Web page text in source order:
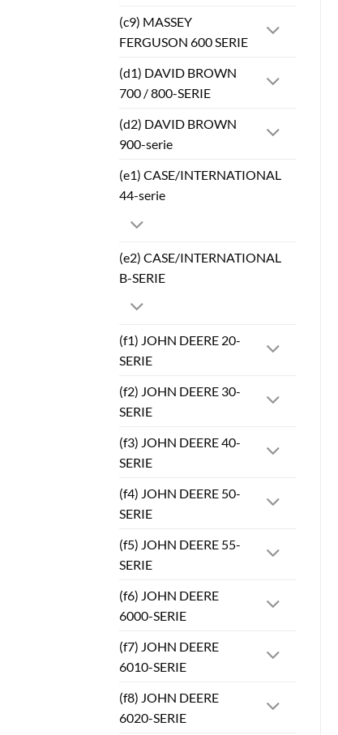
(c9) MASSEY
FERGUSON 600 SERIE
(d1) DAVID BROWN
700 / 800-SERIE
(d2) DAVID BROWN
900-serie
(e1) CASE/INTERNATIONAL
44-serie
(e2) CASE/INTERNATIONAL
B-SERIE
(f1) JOHN DEERE 20-
SERIE
(f2) JOHN DEERE 30-
SERIE
(f3) JOHN DEERE 40-
SERIE
(f4) JOHN DEERE 50-
SERIE
(f5) JOHN DEERE 55-
SERIE
(f6) JOHN DEERE
6000-SERIE
(f7) JOHN DEERE
6010-SERIE
(f8) JOHN DEERE
6020-SERIE